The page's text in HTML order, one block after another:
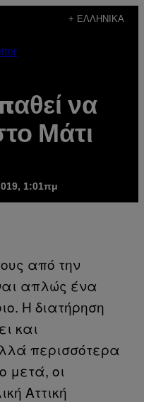
+ ΕΛΛΗΝΙΚΆ
να
Μάτι
1:01πμ
από την
απλώς ένα
Η διατήρηση
και
περισσότερα
μετά, οι
Αττική